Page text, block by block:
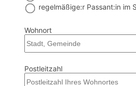
regelmäßige:r Passant:in im
Wohnort
Postleitzahl